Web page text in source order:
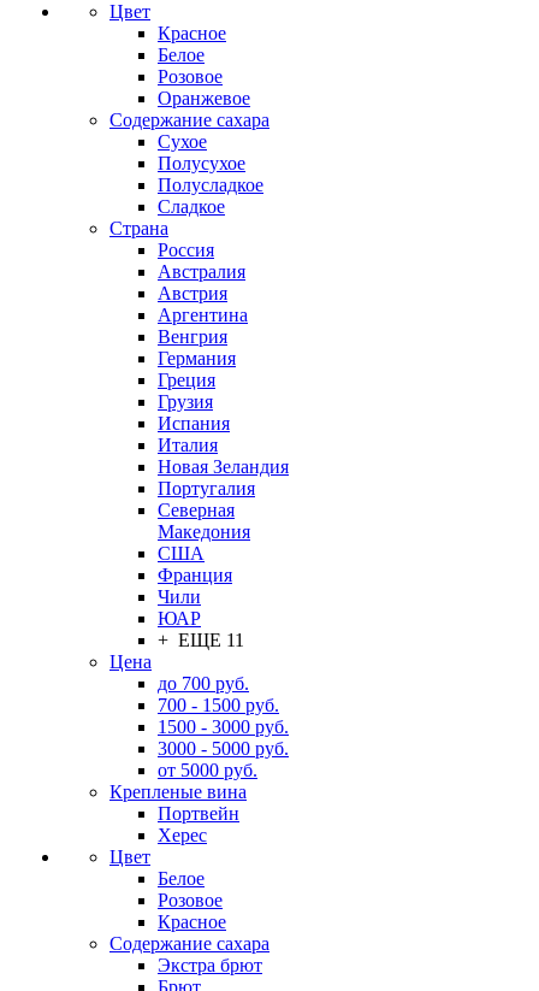
Цвет
Красное
Белое
Розовое
Оранжевое
Содержание сахара
Сухое
Полусухое
Полусладкое
Сладкое
Страна
Россия
Австралия
Австрия
Аргентина
Венгрия
Германия
Греция
Грузия
Испания
Италия
Новая Зеландия
Португалия
Северная
Македония
США
Франция
Чили
ЮАР
+ ЕЩЕ 11
Цена
до 700 руб.
700 - 1500 руб.
1500 - 3000 руб.
3000 - 5000 руб.
от 5000 руб.
Крепленые вина
Портвейн
Херес
Цвет
Белое
Розовое
Красное
Содержание сахара
Экстра брют
Брют